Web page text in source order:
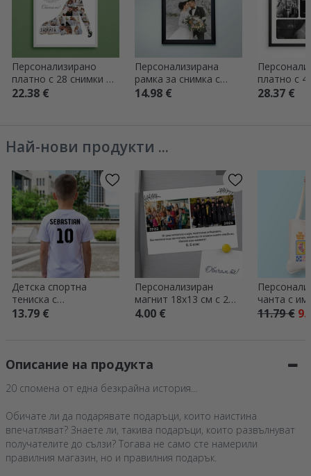
Персонализирано
платно с 28 снимки и
текст за сватбата -
22.38 €
Персонализирана
рамка за снимка с
една снимка - A4
14.98 €
платно с 4
текст -
28.37 €
Най-нови продукти ...
Детска спортна
тениска с
персонализирано име
13.79 €
Персонализиран
магнит 18x13 см с 2
снимки и текст –
4.00 €
чанта с
11.79 €
Описание на продукта
20 спомена от една безкрайна история...
Обичате ли да подарявате подаръци, които наистина
впечатляват? Знаете ли, такива подаръци, които развълнуват
получателите до сълзи? Тогава не само сте намерили
правилния магазин, но и правилния подарък.